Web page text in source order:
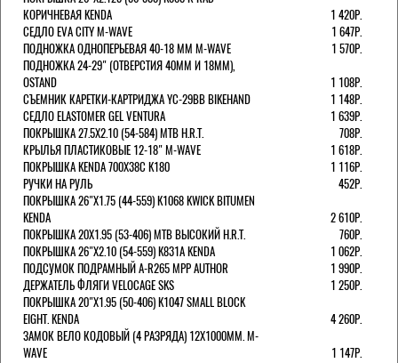
КОРИЧНЕВАЯ KENDA
1 420Р.
СЕДЛО EVA CITY M-WAVE
1 647Р.
ПОДНОЖКА ОДНОПЕРЬЕВАЯ 40-18 ММ M-WAVE
1 570Р.
ПОДНОЖКА 24-29" (ОТВЕРСТИЯ 40ММ И 18ММ),
OSTAND
1 108Р.
СЪЕМНИК КАРЕТКИ-КАРТРИДЖА YC-29BB BIKEHAND
1 148Р.
СЕДЛО ELASTOMER GEL VENTURA
1 639Р.
ПОКРЫШКА 27.5X2.10 (54-584) MTB H.R.T.
708Р.
КРЫЛЬЯ ПЛАСТИКОВЫЕ 12-18" M-WAVE
1 618Р.
ПОКРЫШКА KENDA 700Х38С K180
1 116Р.
РУЧКИ НА РУЛЬ
452Р.
ПОКРЫШКА 26"Х1.75 (44-559) K1068 KWICK BITUMEN
KENDA
2 610Р.
ПОКРЫШКА 20X1.95 (53-406) MTB ВЫСОКИЙ H.R.T.
760Р.
ПОКРЫШКА 26"Х2.10 (54-559) K831A KENDA
1 062Р.
ПОДСУМОК ПОДРАМНЫЙ A-R265 MPP AUTHOR
1 990Р.
ДЕРЖАТЕЛЬ ФЛЯГИ VELOCAGE SKS
1 250Р.
ПОКРЫШКА 20"Х1.95 (50-406) K1047 SMALL BLOCK
EIGHT. KENDA
4 260Р.
ЗАМОК ВЕЛО КОДОВЫЙ (4 РАЗРЯДА) 12Х1000ММ. M-
WAVE
1 147Р.